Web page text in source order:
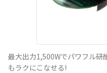
最大出力1,500Wでパワフル研
もラクにこなせる!